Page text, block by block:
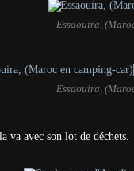
Essaouira,
Essaouira,
va avec son lot de déchets.